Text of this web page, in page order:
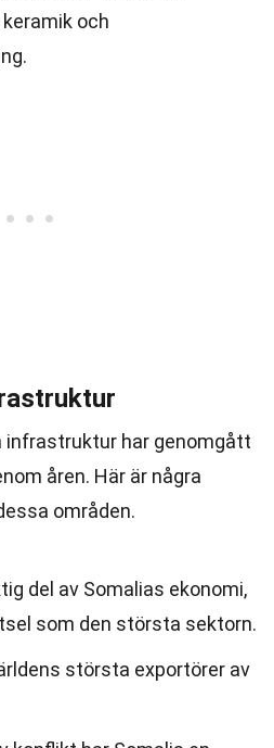
och
infrastruktur har genomgått
åren. Här är några
områden.
del av Somalias ekonomi,
som den största sektorn.
största exportörer av